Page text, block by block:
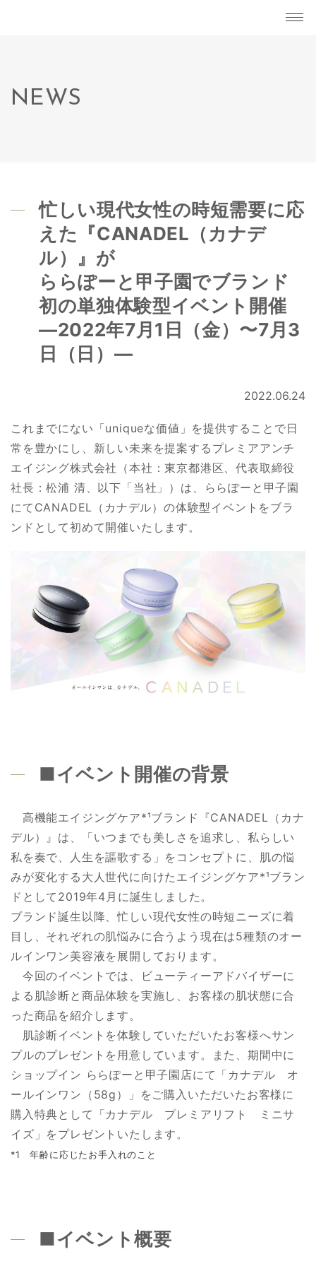
NEWS
忙しい現代女性の時短需要に応
えた『CANADEL（カナデ
ル）』が
ららぽーと甲子園でブランド
初の単独体験型イベント開催
―2022年7月1日（金）〜7月3
日（日）―
2022.06.24
これまでにない「uniqueな価値」を提供することで日
常を豊かにし、新しい未来を提案するプレミアアンチ
エイジング株式会社（本社：東京都港区、代表取締役
社長：松浦 清、以下「当社」）は、ららぽーと甲子園
にてCANADEL（カナデル）の体験型イベントをブラ
ンドとして初めて開催いたします。
■イベント開催の背景
高機能エイジングケア*¹ブランド『CANADEL（カナ
デル）』は、「いつまでも美しさを追求し、私らしい
私を奏で、人生を謳歌する」をコンセプトに、肌の悩
みが変化する大人世代に向けたエイジングケア*¹ブラン
ドとして2019年4月に誕生しました。
ブランド誕生以降、忙しい現代女性の時短ニーズに着
目し、それぞれの肌悩みに合うよう現在は5種類のオー
ルインワン美容液を展開しております。
今回のイベントでは、ビューティーアドバイザーに
よる肌診断と商品体験を実施し、お客様の肌状態に合
った商品を紹介します。
肌診断イベントを体験していただいたお客様へサン
プルのプレゼントを用意しています。また、期間中に
ショップイン ららぽーと甲子園店にて「カナデル オ
ールインワン（58g）」をご購入いただいたお客様に
購入特典として「カナデル プレミアリフト ミニサ
イズ」をプレゼントいたします。
*1 年齢に応じたお手入れのこと
■イベント概要